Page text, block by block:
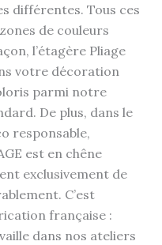
différentes. Tous ces
de couleurs
l’étagère Pliage
votre décoration
parmi notre
De plus, dans le
responsable,
est en chêne
exclusivement de
C’est
française :
dans nos ateliers